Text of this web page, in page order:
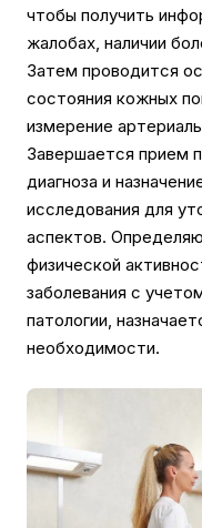
чтобы получить
жалобах, наличии
Затем проводится
состояния кожных
измерение
Завершается прием
диагноза и
исследования для
аспектов.
физической
заболевания с
патологии,
необходимости.